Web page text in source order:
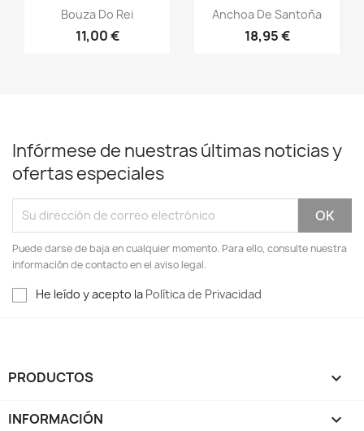
Vista rápida
Bouza Do Rei
11,00 €
Vista rápida
Anchoa De Santoña
18,95 €
Infórmese de nuestras últimas noticias y
ofertas especiales
Puede darse de baja en cualquier momento. Para ello, consulte nuestra
información de contacto en el aviso legal.
He leído y acepto la Política de Privacidad
PRODUCTOS 
INFORMACIÓN 